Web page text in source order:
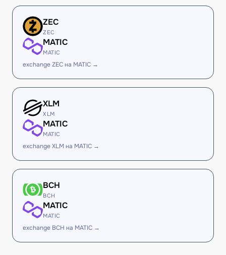
ZEC
ZEC
MATIC
MATIC
exchange ZEC на MATIC →
XLM
XLM
MATIC
MATIC
exchange XLM на MATIC →
BCH
BCH
MATIC
MATIC
exchange BCH на MATIC →